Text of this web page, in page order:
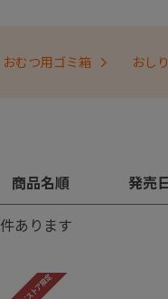
おむつ用ゴミ箱 おし
商品名順 発売
件あります